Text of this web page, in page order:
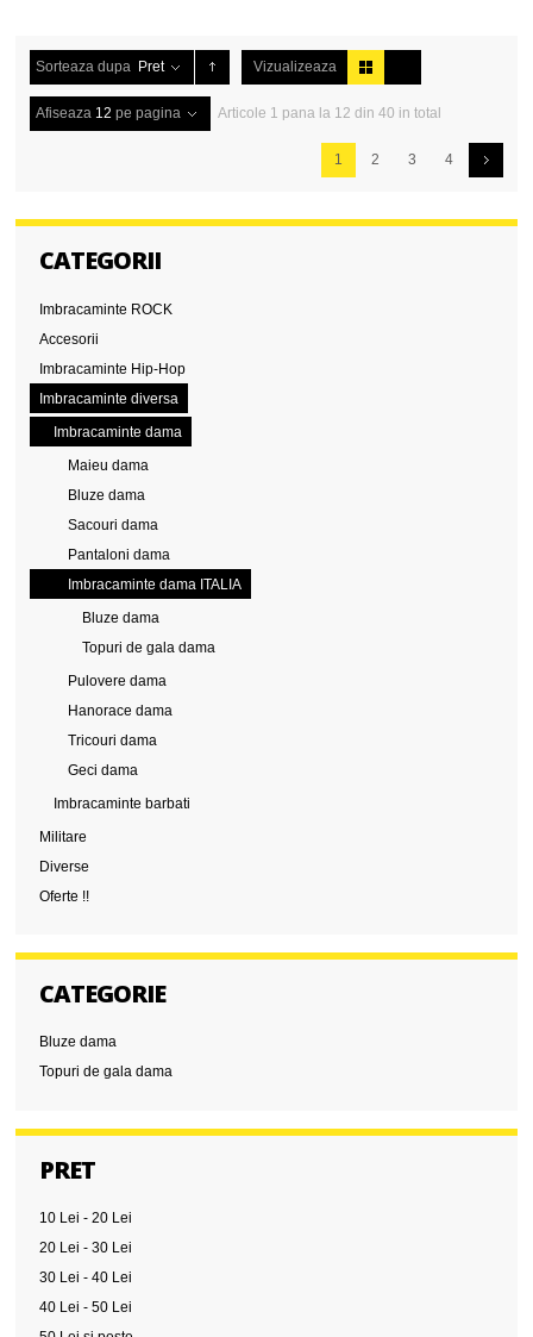
Sorteaza dupa Pret Vizualizeaza
Afiseaza 12 pe pagina Articole 1 pana la 12 din 40 in total
1 2 3 4
CATEGORII
Imbracaminte ROCK
Accesorii
Imbracaminte Hip-Hop
Imbracaminte diversa
Imbracaminte dama
Maieu dama
Bluze dama
Sacouri dama
Pantaloni dama
Imbracaminte dama ITALIA
Bluze dama
Topuri de gala dama
Pulovere dama
Hanorace dama
Tricouri dama
Geci dama
Imbracaminte barbati
Militare
Diverse
Oferte !!
CATEGORIE
Bluze dama
Topuri de gala dama
PRET
10 Lei -20 Lei
20 Lei -30 Lei
30 Lei -40 Lei
40 Lei -50 Lei